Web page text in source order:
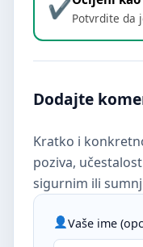
Potvrdite da
Dodajte
Kratko i
poziva,
sigurnim ili
Vaše ime